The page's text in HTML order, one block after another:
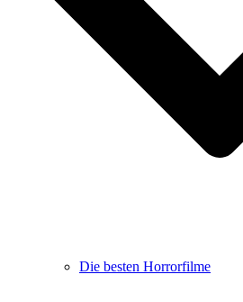
Die besten Horrorfilme